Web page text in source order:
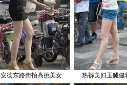
安德东路街拍高挑美女 热裤美妇玉腿健